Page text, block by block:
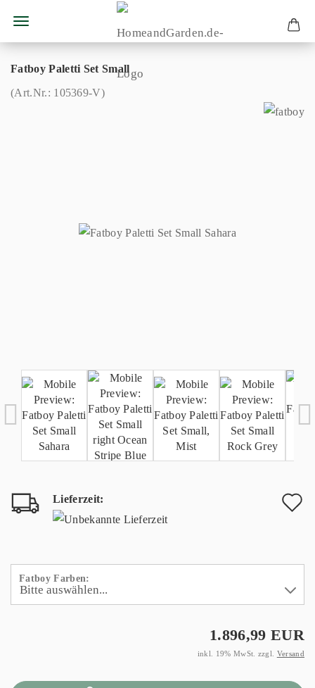
Fatboy Paletti Set Small
(Art.Nr.: 105369-V)
Lieferzeit:
Fatboy Farben:
1.896,99 EUR
inkl. 19% MwSt. zzgl. Versand